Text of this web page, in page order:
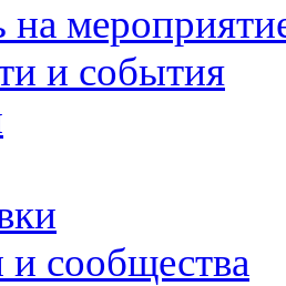
на
и события
сообщества